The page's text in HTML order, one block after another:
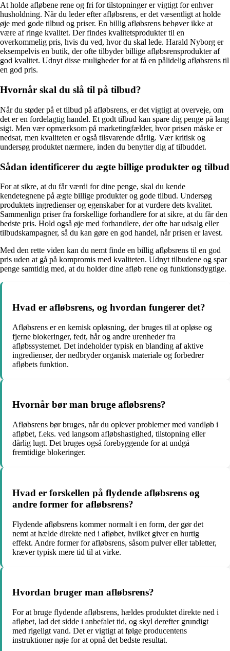
At holde afløbene rene og fri for tilstopninger er vigtigt for enhver
husholdning. Når du leder efter afløbsrens, er det væsentligt at holde
øje med gode tilbud og priser. En billig afløbsrens behøver ikke at
være af ringe kvalitet. Der findes kvalitetsprodukter til en
overkommelig pris, hvis du ved, hvor du skal lede. Harald Nyborg er
eksempelvis en butik, der ofte tilbyder billige afløbsrensprodukter af
god kvalitet. Udnyt disse muligheder for at få en pålidelig afløbsrens til
en god pris.
Hvornår skal du slå til på tilbud?
Når du støder på et tilbud på afløbsrens, er det vigtigt at overveje, om
det er en fordelagtig handel. Et godt tilbud kan spare dig penge på lang
sigt. Men vær opmærksom på marketingfælder, hvor prisen måske er
nedsat, men kvaliteten er også tilsvarende dårlig. Vær kritisk og
undersøg produktet nærmere, inden du benytter dig af tilbuddet.
Sådan identificerer du ægte billige produkter og tilbud
For at sikre, at du får værdi for dine penge, skal du kende
kendetegnene på ægte billige produkter og gode tilbud. Undersøg
produktets ingredienser og egenskaber for at vurdere dets kvalitet.
Sammenlign priser fra forskellige forhandlere for at sikre, at du får den
bedste pris. Hold også øje med forhandlere, der ofte har udsalg eller
tilbudskampagner, så du kan gøre en god handel, når prisen er lavest.
Med den rette viden kan du nemt finde en billig afløbsrens til en god
pris uden at gå på kompromis med kvaliteten. Udnyt tilbudene og spar
penge samtidig med, at du holder dine afløb rene og funktionsdygtige.
Hvad er afløbsrens, og hvordan fungerer det?
Afløbsrens er en kemisk opløsning, der bruges til at opløse og
fjerne blokeringer, fedt, hår og andre urenheder fra
afløbssystemet. Det indeholder typisk en blanding af aktive
ingredienser, der nedbryder organisk materiale og forbedrer
afløbets funktion.
Hvornår bør man bruge afløbsrens?
Afløbsrens bør bruges, når du oplever problemer med vandløb i
afløbet, f.eks. ved langsom afløbshastighed, tilstopning eller
dårlig lugt. Det bruges også forebyggende for at undgå
fremtidige blokeringer.
Hvad er forskellen på flydende afløbsrens og
andre former for afløbsrens?
Flydende afløbsrens kommer normalt i en form, der gør det
nemt at hælde direkte ned i afløbet, hvilket giver en hurtig
effekt. Andre former for afløbsrens, såsom pulver eller tabletter,
kræver typisk mere tid til at virke.
Hvordan bruger man afløbsrens?
For at bruge flydende afløbsrens, hældes produktet direkte ned i
afløbet, lad det sidde i anbefalet tid, og skyl derefter grundigt
med rigeligt vand. Det er vigtigt at følge producentens
instruktioner nøje for at opnå det bedste resultat.